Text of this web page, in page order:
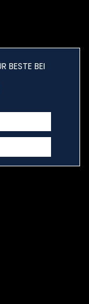
BESTE BEI